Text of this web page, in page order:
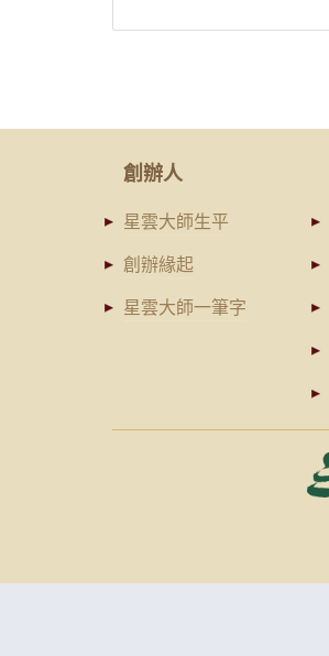
創辦人
星雲大師生平
創辦緣起
星雲大師一筆字